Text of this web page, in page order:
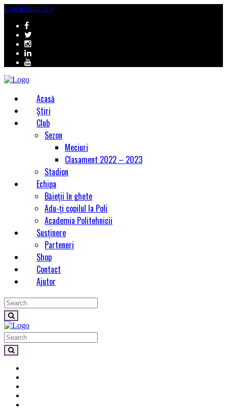
Log InSign Up
Acasă
Știri
Club
Sezon
Meciuri
Clasament 2022 – 2023
Stadion
Echipa
Băieții în ghete
Adu-ți copilul la Poli
Academia Politehnicii
Susținere
Parteneri
Shop
Contact
Ajutor